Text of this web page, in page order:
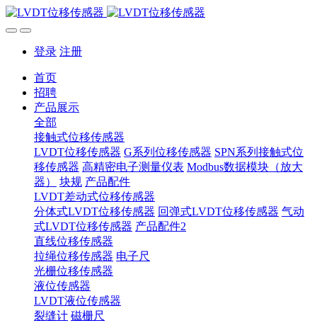
登录 注册
首页
招聘
产品展示
全部
接触式位移传感器
LVDT位移传感器 G系列位移传感器 SPN系列接触式位
移传感器 高精密电子测量仪表 Modbus数据模块（放大
器）
块规 产品配件
LVDT差动式位移传感器
分体式LVDT位移传感器 回弹式LVDT位移传感器 气动
式LVDT位移传感器 产品配件2
直线位移传感器
拉绳位移传感器 电子尺
光栅位移传感器
液位传感器
LVDT液位传感器
裂缝计 磁栅尺